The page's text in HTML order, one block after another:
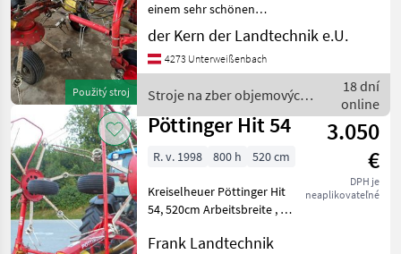
Použitý stroj
einem sehr schönen
Zustand, mit Tastrad,
Schwenkbock mit
Dämpfungsstreben,
Oberlenkerbock umgebaut
auf Langloch Der Kreis
der Kern der Landtechnik e.U.
4273 Unterweißenbach
Stroje na zber objemových
krmív / Pöttinger
18 dní
online
Pöttinger Hit 54
3.050
€
DPH je
neaplikovateľné
R. v. 1998 800 h 520 cm
Kreiselheuer Pöttinger Hit
54, 520cm Arbeitsbreite , 4
Tastrad, Gelenkwelle, ....
Frank Landtechnik